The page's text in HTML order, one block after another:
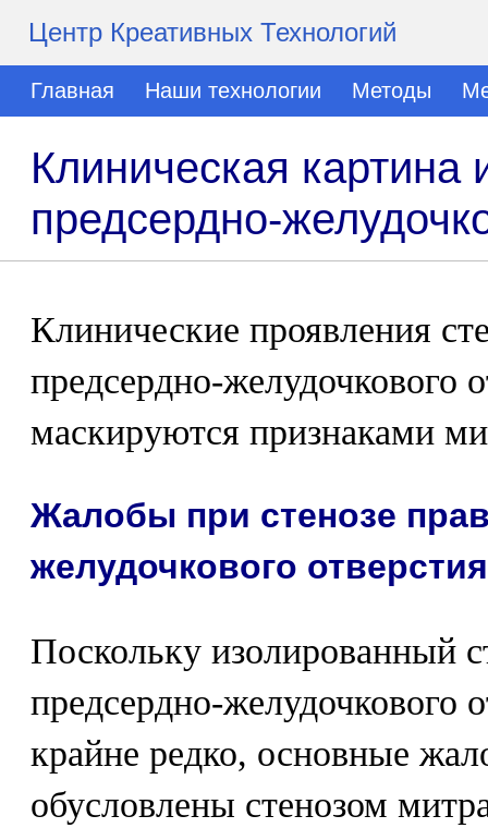
Центр Креативных Технологий
Главная Наши технологии Методы
Клиническая картина
предсердно-
Клинические проявления
предсердно-желудочкового
маскируются признаками
Жалобы при стенозе
желудочкового отверстия
Поскольку изолированный
предсердно-желудочкового
крайне редко, основные
обусловлены стенозом